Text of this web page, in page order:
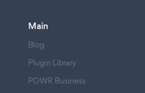
Main
Blog
Plugin Library
POWR Business